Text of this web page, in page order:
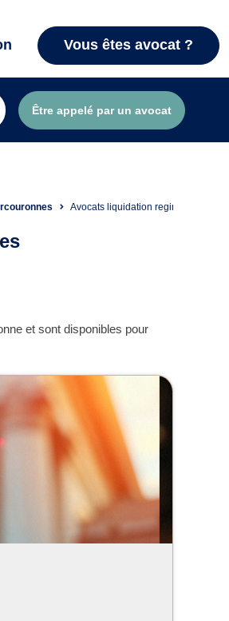
Vous êtes avocat ?
Être appelé par un avocat
Avocats liquidation regime
et sont disponibles pour